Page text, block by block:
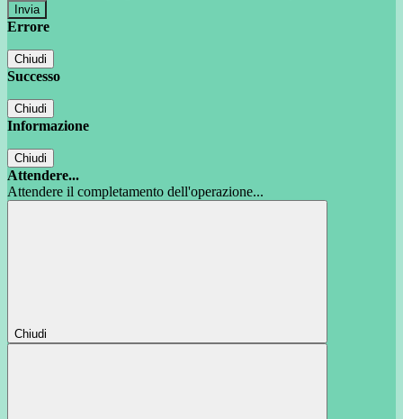
Errore
Chiudi
Successo
Chiudi
Informazione
Chiudi
Attendere...
Attendere il completamento dell'operazione...
Chiudi